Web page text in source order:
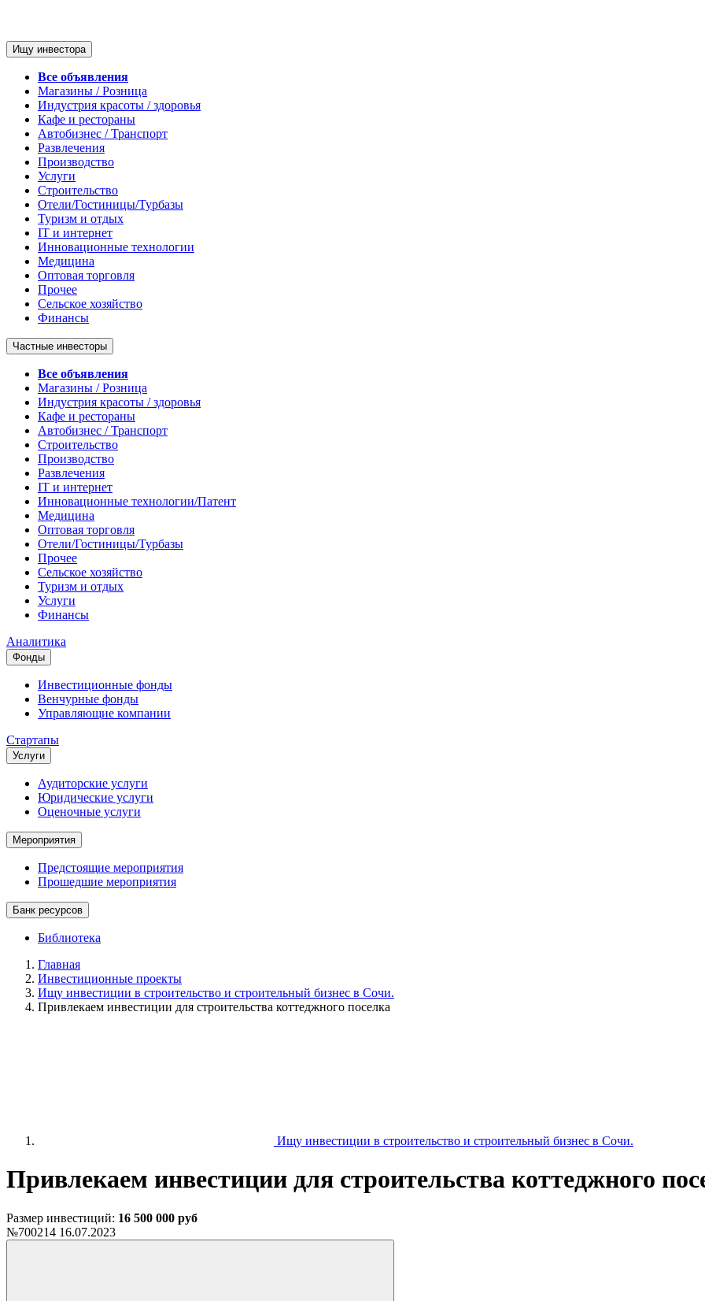
Ищу инвестора
Все объявления
Магазины / Розница
Индустрия красоты / здоровья
Кафе и рестораны
Автобизнес / Транспорт
Развлечения
Производство
Услуги
Строительство
Отели/Гостиницы/Турбазы
Туризм и отдых
IT и интернет
Инновационные технологии
Медицина
Оптовая торговля
Прочее
Сельское хозяйство
Финансы
Частные инвесторы
Все объявления
Магазины / Розница
Индустрия красоты / здоровья
Кафе и рестораны
Автобизнес / Транспорт
Строительство
Производство
Развлечения
IT и интернет
Инновационные технологии/Патент
Медицина
Оптовая торговля
Отели/Гостиницы/Турбазы
Прочее
Сельское хозяйство
Туризм и отдых
Услуги
Финансы
Аналитика
Фонды
Инвестиционные фонды
Венчурные фонды
Управляющие компании
Стартапы
Услуги
Аудиторские услуги
Юридические услуги
Оценочные услуги
Мероприятия
Предстоящие мероприятия
Прошедшие мероприятия
Банк ресурсов
Библиотека
Главная
Инвестиционные проекты
Ищу инвестиции в строительство и строительный бизнес в Сочи.
Привлекаем инвестиции для строительства коттеджного поселка
Ищу инвестиции в строительство и строительный бизнес в Сочи.
Привлекаем инвестиции для строительства коттеджного
Размер инвестиций: 16 500 000 руб
№700214 16.07.2023